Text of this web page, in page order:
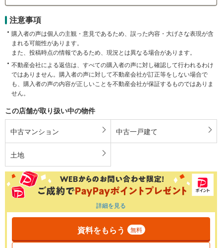
注意事項
購入者の声は個人の主観・意見であるため、誤った内容・大げさな表現が含
まれる可能性があります。
また、投稿時点の情報であるため、現況とは異なる場合があります。
不動産会社による返信は、すべての購入者の声に対し確認して行われるわけ
ではありません。購入者の声に対して不動産会社が訂正等をしない場合で
も、購入者の声の内容が正しいことを不動産会社が保証するものではありま
せん。
この店舗が取り扱い中の物件
中古マンション 中古一戸建て
土地
詳細を見る
資料をもらう 無料